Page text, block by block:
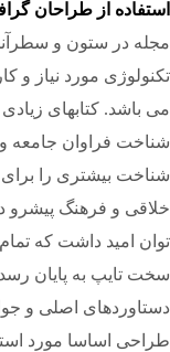
استفاده از طراحان
مجله در ستون و
تکنولوژی مورد نیاز و
می باشد. کتابهای
شناخت فراوان جامعه و
شناخت بیشتری را
خلاقی و فرهنگ پیشرو
توان امید داشت که
سخت تایپ به پایان
دستاوردهای اصلی و
طراحی اساسا مورد